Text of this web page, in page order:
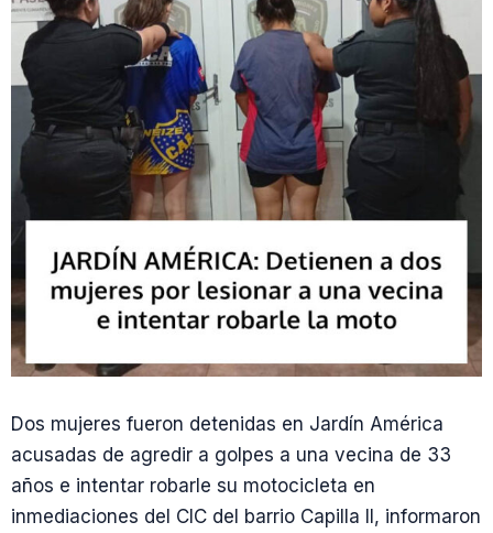
Dos mujeres fueron detenidas en Jardín América
acusadas de agredir a golpes a una vecina de 33
años e intentar robarle su motocicleta en
inmediaciones del CIC del barrio Capilla II, informaron